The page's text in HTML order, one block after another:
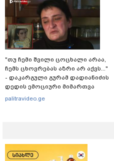
"თუ ჩემი შვილი ცოცხალი არაა,
ჩემს ცხოვრებას აზრი არ აქვს..."
- დაკარგული გურამ დადიანიძის
დედის ემოციური მიმართვა
palitravideo.ge